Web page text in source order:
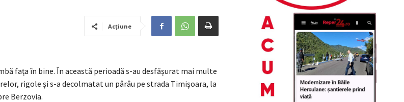
Acțiune
fața în bine. În această perioadă s-au desfășurat mai multe
rigole și s-a decolmatat un pârâu pe strada Timișoara, la
Berzovia.